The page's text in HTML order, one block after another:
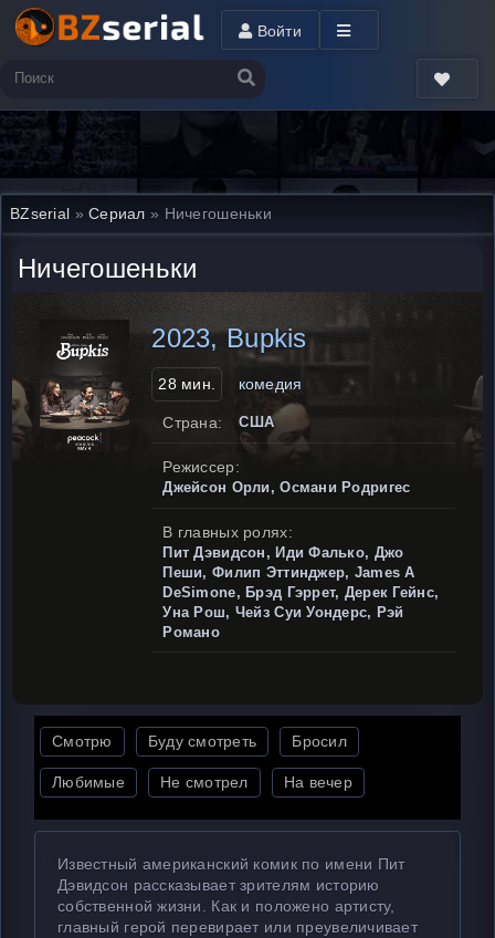
Войти
BZserial »Сериал » Ничегошеньки
Ничегошеньки
2023, Bupkis
28 мин. комедия
Страна: США
Режиссер:
Джейсон Орли, Османи Родригес
В главных ролях:
Пит Дэвидсон, Иди Фалько, Джо
Пеши, Филип Эттинджер, James A
DeSimone, Брэд Гэррет, Дерек Гейнс,
Уна Рош, Чейз Суи Уондерс, Рэй
Романо
Смотрю Буду смотреть Бросил
Любимые Не смотрел На вечер
Известный американский комик по имени Пит
Дэвидсон рассказывает зрителям историю
собственной жизни. Как и положено артисту,
главный герой перевирает или преувеличивает